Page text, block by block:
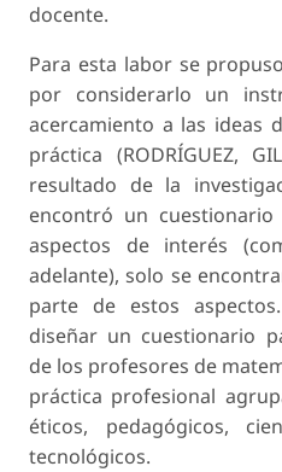
docente.
Para esta labor se
por considerarlo un
acercamiento a las ideas
práctica (RODRÍGUEZ,
resultado de la
encontró un
aspectos de interés
adelante), solo se
parte de estos
diseñar un cuestionario
de los profesores de
práctica profesional
éticos, pedagógicos,
tecnológicos.